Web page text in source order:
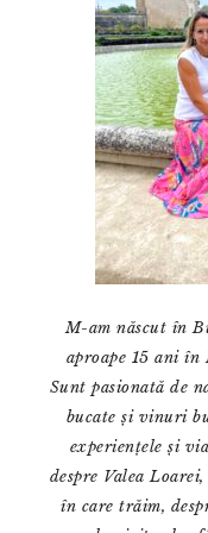
M-am născut în
aproape 15 ani în
Sunt pasionată de
bucate și vinuri
experiențele și
despre Valea
în care trăim,